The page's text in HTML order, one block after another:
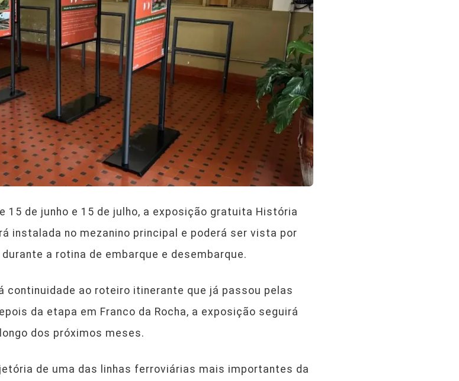
15 de junho e 15 de julho, a exposição gratuita História
instalada no mezanino principal e poderá ser vista por
a rotina de embarque e desembarque.
continuidade ao roteiro itinerante que já passou pelas
da etapa em Franco da Rocha, a exposição seguirá
dos próximos meses.
de uma das linhas ferroviárias mais importantes da